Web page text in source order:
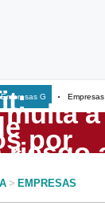
Empresas G Empresas
> EMPRESAS